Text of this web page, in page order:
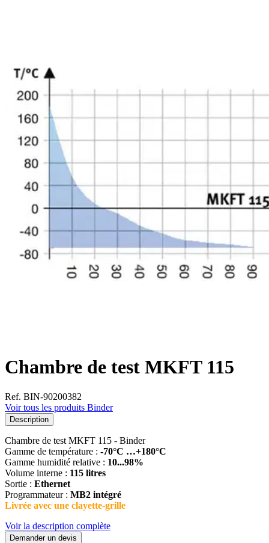
Chambre de test MKFT 115
Ref. BIN-90200382
Voir tous les produits Binder
Description
Chambre de test MKFT 115 - Binder
Gamme de température : -70°C …+180°C
Gamme humidité relative : 10...98%
Volume interne : 115 litres
Sortie : Ethernet
Programmateur : MB2 intégré
Livrée avec une clayette-grille
Voir la description complète
Demander un devis